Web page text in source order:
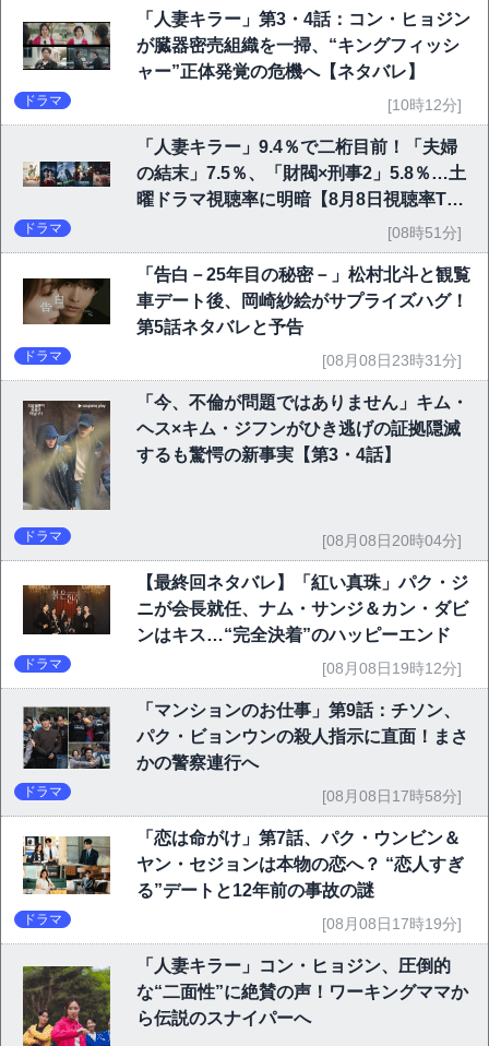
「人妻キラー」第3・4話：コン・ヒョジン
が臓器密売組織を一掃、“キングフィッシ
ャー”正体発覚の危機へ【ネタバレ】
ドラマ [10時12分]
「人妻キラー」9.4％で二桁目前！「夫婦
の結末」7.5％、「財閥×刑事2」5.8％…土
曜ドラマ視聴率に明暗【8月8日視聴率TO
ドラマ [08時51分]
「告白－25年目の秘密－」松村北斗と観覧
車デート後、岡崎紗絵がサプライズハグ！
第5話ネタバレと予告
ドラマ [08月08日23時31分]
「今、不倫が問題ではありません」キム・
ヘス×キム・ジフンがひき逃げの証拠隠滅
するも驚愕の新事実【第3・4話】
ドラマ [08月08日20時04分]
【最終回ネタバレ】「紅い真珠」パク・ジ
ニが会長就任、ナム・サンジ＆カン・ダビ
ンはキス…“完全決着”のハッピーエンド
ドラマ [08月08日19時12分]
「マンションのお仕事」第9話：チソン、
パク・ビョンウンの殺人指示に直面！まさ
かの警察連行へ
ドラマ [08月08日17時58分]
「恋は命がけ」第7話、パク・ウンビン＆
ヤン・セジョンは本物の恋へ？ “恋人すぎ
る”デートと12年前の事故の謎
ドラマ [08月08日17時19分]
「人妻キラー」コン・ヒョジン、圧倒的
な“二面性”に絶賛の声！ワーキングママか
ら伝説のスナイパーへ